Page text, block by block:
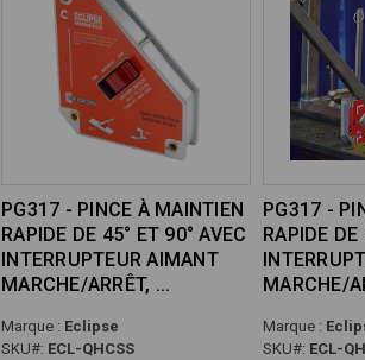
PG317 - PINCE À MAINTIEN
RAPIDE DE 45° ET 90° AVEC
INTERRUPTEUR AIMANT
MARCHE/ARRÊT,
Marque : Eclipse
SKU#: ECL-QHCSS
PG317 -
RAPIDE DE
MARCHE/
Marque :
SKU#: ECL-